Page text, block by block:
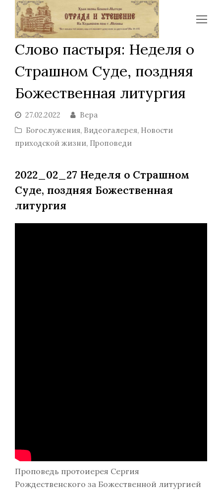
Слово пастыря: Неделя о
Страшном Суде, поздняя
Божественная литургия
27.02.2022
Вера
Богослужения, Видеогалерея, Новости
приходской жизни, Проповеди
2022_02_27 Неделя о Страшном
Суде, поздняя Божественная
литургия
Проповедь протоиерея Сергия
Рождественского за Божественной литургией